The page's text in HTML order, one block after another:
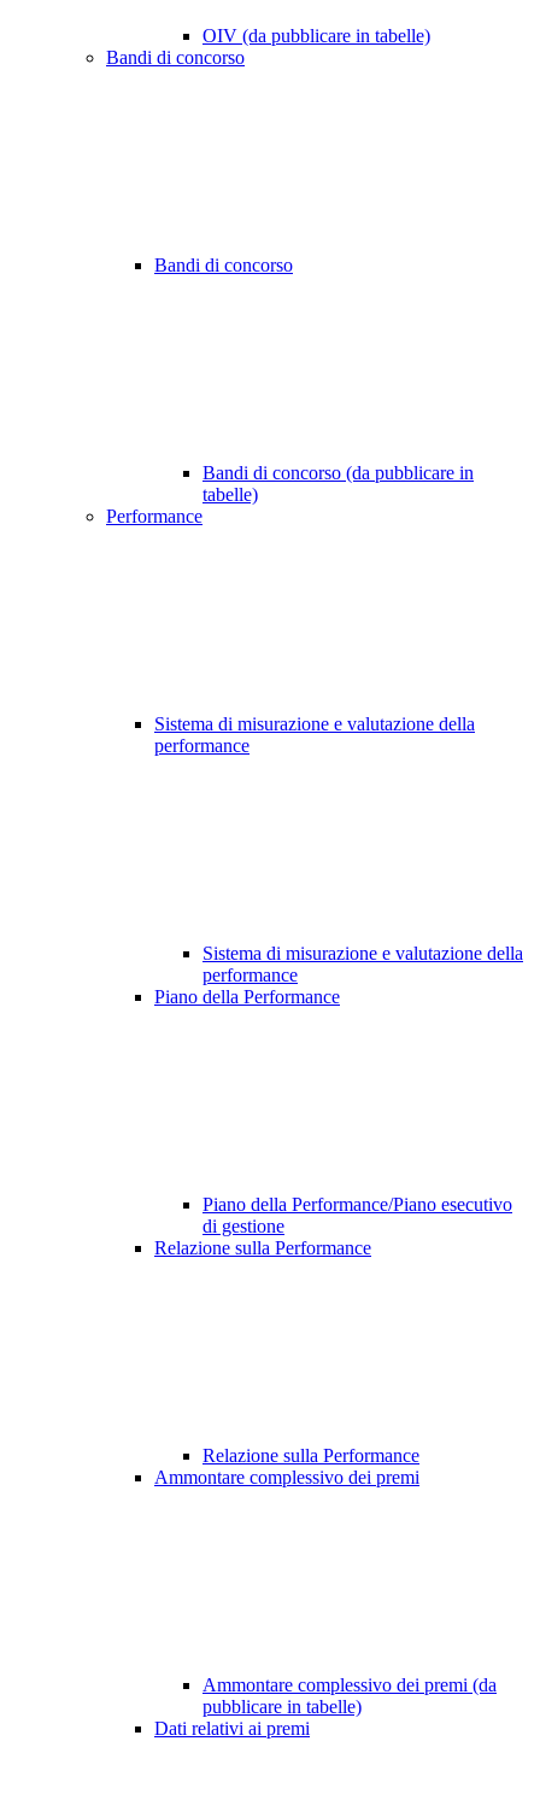
OIV (da pubblicare in tabelle)
Bandi di concorso
Bandi di concorso
Bandi di concorso (da pubblicare in
tabelle)
Performance
Sistema di misurazione e valutazione della
performance
Sistema di misurazione e valutazione della
performance
Piano della Performance
Piano della Performance/Piano esecutivo
di gestione
Relazione sulla Performance
Relazione sulla Performance
Ammontare complessivo dei premi
Ammontare complessivo dei premi (da
pubblicare in tabelle)
Dati relativi ai premi